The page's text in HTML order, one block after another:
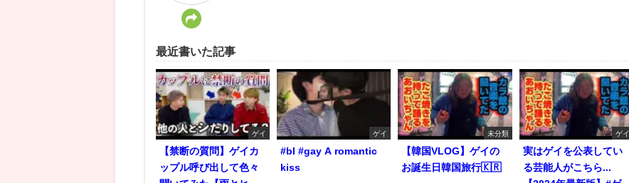
最近書いた記事
ゲイ
【禁断の質問】ゲイカ
ップル呼び出して色々
ゲイ
#bl #gay A romantic
kiss
未分類
【韓国VLOG】ゲイの
お誕生日韓国旅行🇰🇷
ゲイ
実はゲイを公表してい
る芸能人がこちら...